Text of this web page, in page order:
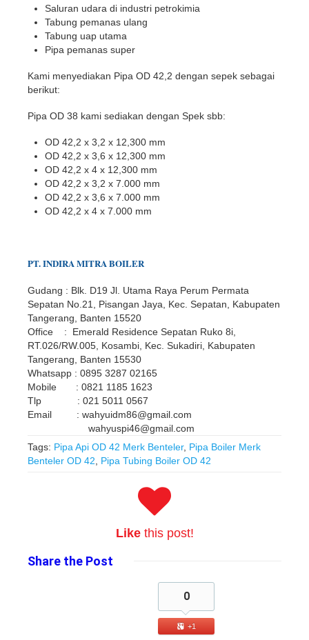
Saluran udara di industri petrokimia
Tabung pemanas ulang
Tabung uap utama
Pipa pemanas super
Kami menyediakan Pipa OD 42,2 dengan sepek sebagai
berikut:
Pipa OD 38 kami sediakan dengan Spek sbb:
OD 42,2 x 3,2 x 12,300 mm
OD 42,2 x 3,6 x 12,300 mm
OD 42,2 x 4 x 12,300 mm
OD 42,2 x 3,2 x 7.000 mm
OD 42,2 x 3,6 x 7.000 mm
OD 42,2 x 4 x 7.000 mm
PT.INDIRAMITRA BOILER
Gudang : Blk. D19 Jl. Utama Raya Perum Permata
Sepatan No.21, Pisangan Jaya, Kec. Sepatan, Kabupaten
Tangerang, Banten 15520
Office : Emerald Residence Sepatan Ruko 8i,
RT.026/RW.005, Kosambi, Kec. Sukadiri, Kabupaten
Tangerang, Banten 15530
Whatsapp : 0895 3287 02165
Mobile : 0821 1185 1623
Tlp : 021 5011 0567
Email : wahyuidm86@gmail.com
wahyuspi46@gmail.com
Tags: Pipa Api OD 42 Merk Benteler, Pipa Boiler Merk
Benteler OD 42
Pipa Tubing Boiler OD 42
Likethis post!
Share the Post
0
+1